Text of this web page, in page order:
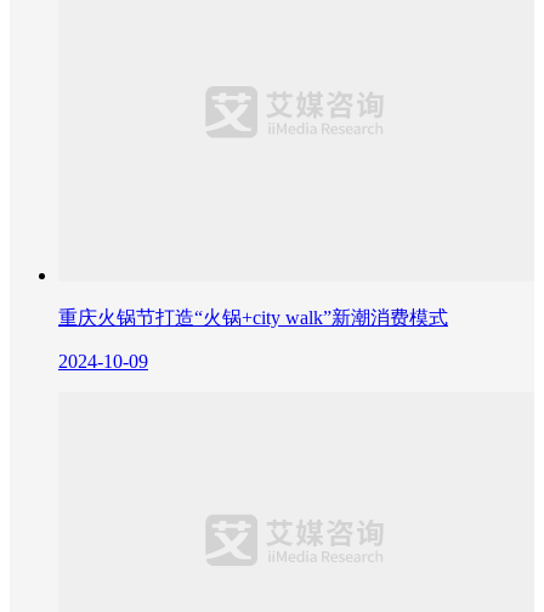
重庆火锅节打造“火锅+city walk”新潮消费模式
2024-10-09